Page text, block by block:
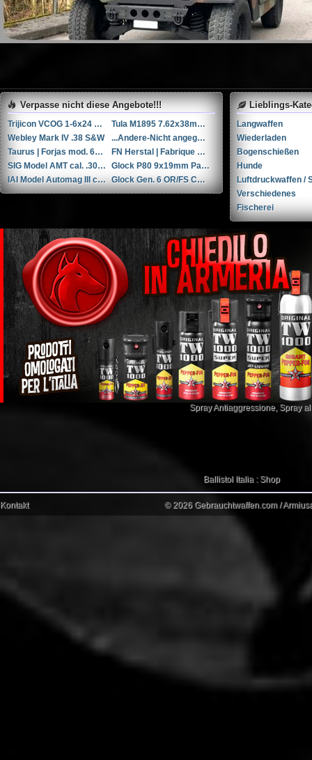
Verpasse nicht diese Angebote!!!
Trijicon VCOG 1-6x24 LED-Zielfernrohr mit Absehen für .223 Remington / 77 gr.
Tula M1895 7.62x38mmR / 7.62x38mm Nagant
Webley Mark IV .38 S&W
...Andere-Nicht angegeben W+F Raketenpistole 1917/1934 kal. 34mm ...Andere/Nicht angegeben
Taurus | Forjas mod. 66 6'' .357 Magnum / 9x31mmR /.353 Casull
FN Herstal | Fabrique Nationale 1910 + holster & 3 mags. .32 ACP / 7.65x17mm Browning SR
SIG Model AMT cal. .308Win
Glock P80 9x19mm Parabellum/Luger/NATO
IAI Model Automag III cal. .30 Carbine (.30M1)
Glock Gen. 6 OR/FS Combo COA DC8 9x19mm Parabellum/Luger/NATO
Lieblings-
Langwaffen
Wiederladen
Bogenschießen
Hunde
Luftdruckwaffen /
Verschiedenes
Fischerei
Spray Antiaggressione, Spray
Ballistol Italia : Shop
Kontakt © 2026 Gebrauchtwaffen.com /